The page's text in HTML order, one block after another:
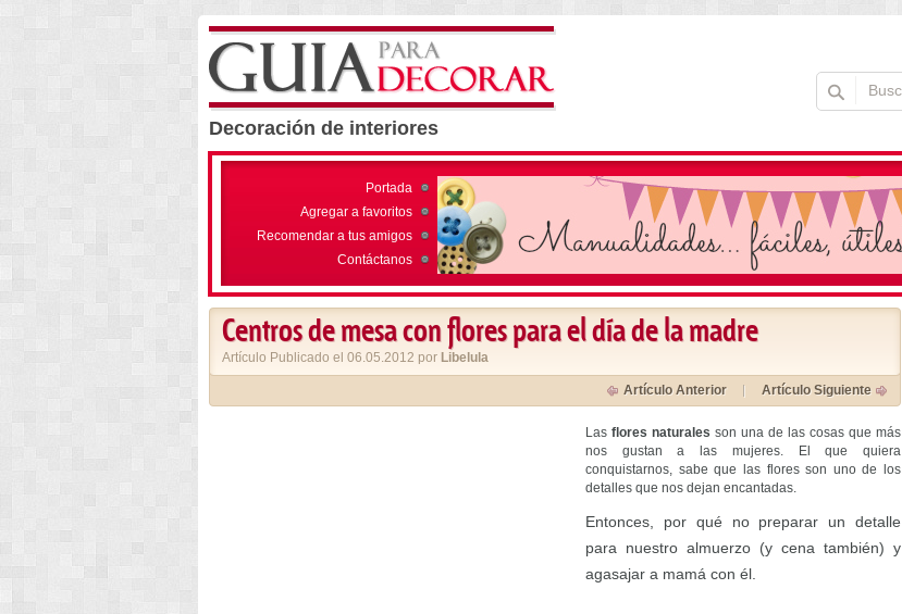
Decoración de interiores
Portada
Agregar a favoritos
Recomendar a tus amigos
Contáctanos
Centros de mesa con flores para el día de la madre
Artículo Publicado el 06.05.2012 por Libelula
Artículo Anterior Artículo Siguiente
Las flores naturales son una de las cosas que más
nos gustan a las mujeres. El que quiera
conquistarnos, sabe que las flores son uno de los
detalles que nos dejan encantadas.
Entonces, por qué no preparar un detalle
para nuestro almuerzo (y cena también) y
agasajar a mamá con él.